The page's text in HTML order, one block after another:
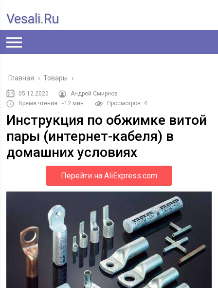
Vesali.ru
Главная › Товары ›
05.12.2020
Андрей Смирнов
Время чтения: ~12 мин.
Просмотров: 4
Инструкция по обжимке витой
пары (интернет-кабеля) в
домашних условиях
Перейти на AliExpress.com